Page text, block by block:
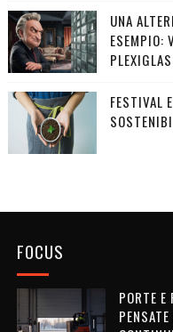
UNA
ESEMPIO:
FESTIVAL
FOCUS
PORTE